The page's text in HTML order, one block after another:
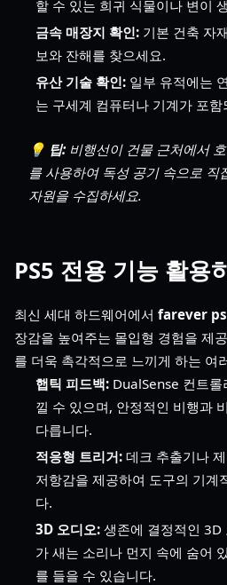
할 수 있는 희귀 식물이나 변이
금속 매장지 확인: 기본 건축 자
보와 잔해를 찾으세요.
유산 기술 확인: 일부 유적에는
는 구세계 컴퓨터나 기계가 포
💡 팁:비행선이 건물 근처에서
를 사용하여 독성 공기 속으로 직
자원을 수집하세요.
PS5 전용 기능 활용
최신 세대 하드웨어에서 farever
장감을 높여주는 몰입형 경험을 제
를 더욱 촉각적으로 느끼게 하는 여
햅틱 피드백: DualSense 컨트롤
낄 수 있으며, 안정적인 비행과
다릅니다.
적응형 트리거: 데크 추출기나
저항감을 제공하여 도구의 기계
다.
3D 오디오: 생존에 결정적인 3D
가 새는 소리나 먼지 속에 숨어
를 들을 수 있습니다.